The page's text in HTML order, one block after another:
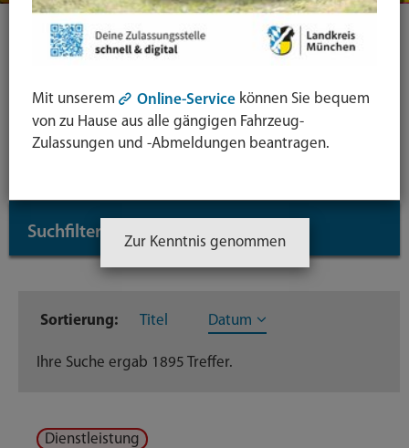
Ihre Suche
Symbol
Taste
Suche in leichter Sprache
Suchfilter
Dateien
Dienstleistungen
Sortierung: Titel Datum
Ihre Suche ergab 1895 Treffer.
Dienstleistung
Mit unserem Online-Service können Sie bequem
von zu Hause aus alle gängigen Fahrzeug-
Zulassungen und -Abmeldungen beantragen.
Zur Kenntnis genommen